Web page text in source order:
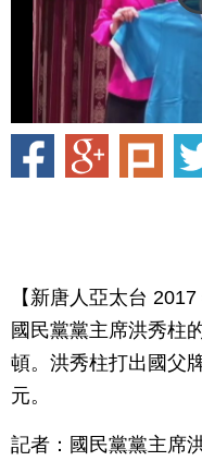
【新唐人亞太台
國民黨黨主席洪秀柱
頓。洪秀柱打出國父
元。
記者：國民黨黨主席